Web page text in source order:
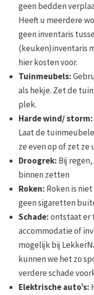
geen bedden
Heeft u meerdere
geen inventaris
(keuken)inventaris
hier kosten voor.
Tuinmeubels:
als hekje. Zet de
plek.
Harde wind/ storm:
Laat de
ze even op of zet ze
Droogrek: Bij
binnen zetten
Roken: Roken is
geen sigaretten
Schade:ontstaat er
accommodatie of
mogelijk bij
kunnen we het zo
verdere schade
Elektrische auto’s: